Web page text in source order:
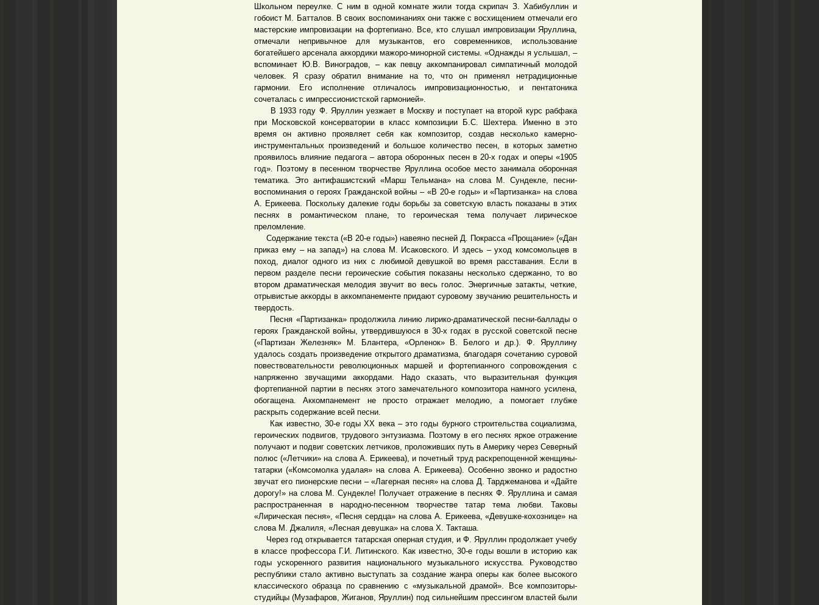
Школьном переулке. С ним в одной комнате жили тогда скрипач З. Хабибуллин и
гобоист М. Батталов. В своих воспоминаниях они также с восхищением отмечали его
мастерские импровизации на фортепиано. Все, кто слушал импровизации Яруллина,
отмечали непривычное для музыкантов, его современников, использование
богатейшего арсенала аккордики мажоро-минорной системы. «Однажды я услышал, –
вспоминает Ю.В. Виноградов, – как певцу аккомпанировал симпатичный молодой
человек. Я сразу обратил внимание на то, что он применял нетрадиционные
гармонии. Его исполнение отличалось импровизационностью, и пентатоника
сочеталась с импрессионистской гармонией».
В 1933 году Ф. Яруллин уезжает в Москву и поступает на второй курс рабфака
при Московской консерватории в класс композиции Б.С. Шехтера. Именно в это
время он активно проявляет себя как композитор, создав несколько камерно-
инструментальных произведений и большое количество песен, в которых заметно
проявилось влияние педагога – автора оборонных песен в 20-х годах и оперы «1905
год». Поэтому в песенном творчестве Яруллина особое место занимала оборонная
тематика. Это антифашистский «Марш Тельмана» на слова М. Сундекле, песни-
воспоминания о героях Гражданской войны – «В 20-е годы» и «Партизанка» на слова
А. Ерикеева. Поскольку далекие годы борьбы за советскую власть показаны в этих
песнях в романтическом плане, то героическая тема получает лирическое
преломление.
Содержание текста («В 20-е годы») навеяно песней Д. Покрасса «Прощание» («Дан
приказ ему – на запад») на слова М. Исаковского. И здесь – уход комсомольцев в
поход, диалог одного из них с любимой девушкой во время расставания. Если в
первом разделе песни героические события показаны несколько сдержанно, то во
втором драматическая мелодия звучит во весь голос. Энергичные затакты, четкие,
отрывистые аккорды в аккомпанементе придают суровому звучанию решительность и
твердость.
Песня «Партизанка» продолжила линию лирико-драматической песни-баллады о
героях Гражданской войны, утвердившуюся в 30-х годах в русской советской песне
(«Партизан Железняк» М. Блантера, «Орленок» В. Белого и др.). Ф. Яруллину
удалось создать произведение открытого драматизма, благодаря сочетанию суровой
повествовательности революционных маршей и фортепианного сопровождения с
напряженно звучащими аккордами. Надо сказать, что выразительная функция
фортепианной партии в песнях этого замечательного композитора намного усилена,
обогащена. Аккомпанемент не просто отражает мелодию, а помогает глубже
раскрыть содержание всей песни.
Как известно, 30-е годы ХХ века – это годы бурного строительства социализма,
героических подвигов, трудового энтузиазма. Поэтому в его песнях яркое отражение
получают и подвиг советских летчиков, проложивших путь в Америку через Северный
полюс («Летчики» на слова А. Ерикеева), и почетный труд раскрепощенной женщины-
татарки («Комсомолка удалая» на слова А. Ерикеева). Особенно звонко и радостно
звучат его пионерские песни – «Лагерная песня» на слова Д. Тарджеманова и «Дайте
дорогу!» на слова М. Сундекле! Получает отражение в песнях Ф. Яруллина и самая
распространенная в народно-песенном творчестве татар тема любви. Таковы
«Лирическая песня», «Песня сердца» на слова А. Ерикеева, «Девушке-кохознице» на
слова М. Джалиля, «Лесная девушка» на слова Х. Такташа.
Через год открывается татарская оперная студия, и Ф. Яруллин продолжает учебу
в классе профессора Г.И. Литинского. Как известно, 30-е годы вошли в историю как
годы ускоренного развития национального музыкального искусства. Руководство
республики стало активно выступать за создание жанра оперы как более высокого
классического образца по сравнению с «музыкальной драмой». Все композиторы-
студийцы (Музафаров, Жиганов, Яруллин) под сильнейшим прессингом властей были